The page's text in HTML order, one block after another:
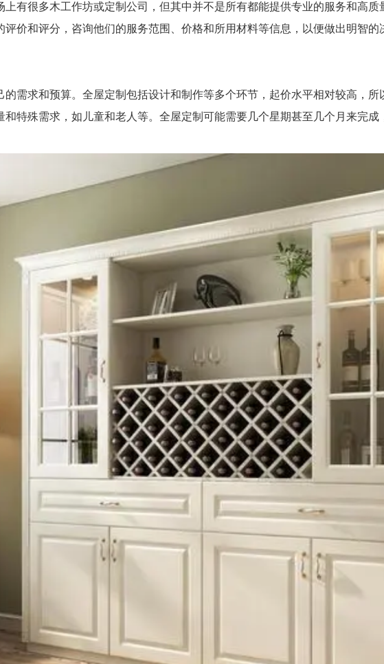
很多木工作坊或定制公司，但其中并不是所有都能提供专业的服务和高质
价和评分，咨询他们的服务范围、价格和所用材料等信息，以便做出明智
求和预算。全屋定制包括设计和制作等多个环节，起价水平相对较高，所
特殊需求，如儿童和老人等。全屋定制可能需要几个星期甚至几个月来完